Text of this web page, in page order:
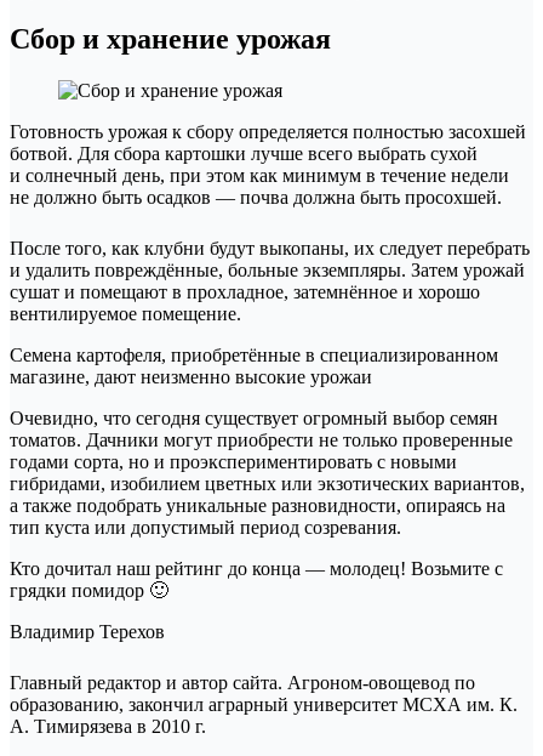
Сбор и хранение урожая
Готовность урожая к сбору определяется полностью засохшей
ботвой. Для сбора картошки лучше всего выбрать сухой
и солнечный день, при этом как минимум в течение недели
не должно быть осадков — почва должна быть просохшей.
После того, как клубни будут выкопаны, их следует перебрать
и удалить повреждённые, больные экземпляры. Затем урожай
сушат и помещают в прохладное, затемнённое и хорошо
вентилируемое помещение.
Семена картофеля, приобретённые в специализированном
магазине, дают неизменно высокие урожаи
Очевидно, что сегодня существует огромный выбор семян
томатов. Дачники могут приобрести не только проверенные
годами сорта, но и проэкспериментировать с новыми
гибридами, изобилием цветных или экзотических вариантов,
а также подобрать уникальные разновидности, опираясь на
тип куста или допустимый период созревания.
Кто дочитал наш рейтинг до конца — молодец! Возьмите с
грядки помидор 🙂
Владимир Терехов
Главный редактор и автор сайта. Агроном-овощевод по
образованию, закончил аграрный университет МСХА им. К.
А. Тимирязева в 2010 г.